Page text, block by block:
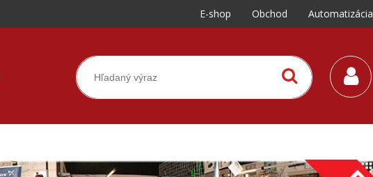
E-shop Obchod Automatizácia